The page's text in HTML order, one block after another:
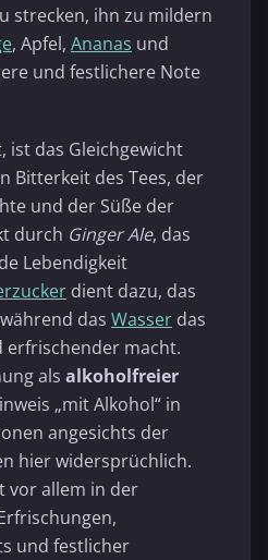
strecken, ihn zu mildern
, Apfel, Ananas und
und festlichere Note
ist das Gleichgewicht
Bitterkeit des Tees, der
und der Süße der
durch Ginger Ale, das
Lebendigkeit
dient dazu, das
das Wasser das
erfrischender macht.
als alkoholfreier
„mit Alkohol“ in
angesichts der
hier widersprüchlich.
vor allem in der
und festlicher